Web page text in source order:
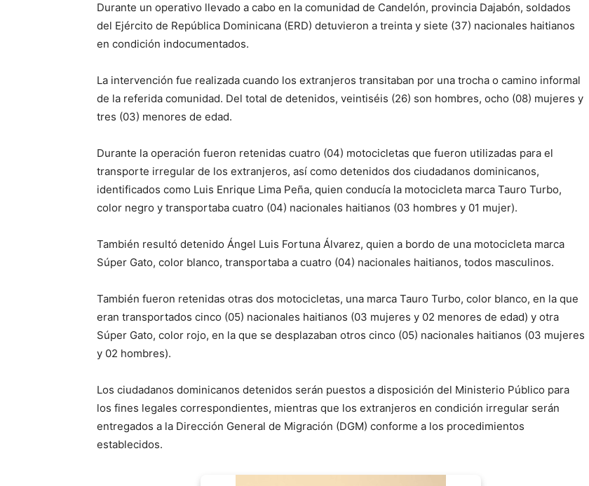
Durante un operativo llevado a cabo en la comunidad de Candelón, provincia Dajabón, soldados
del Ejército de República Dominicana (ERD) detuvieron a treinta y siete (37) nacionales haitianos
en condición indocumentados.
La intervención fue realizada cuando los extranjeros transitaban por una trocha o camino informal
de la referida comunidad. Del total de detenidos, veintiséis (26) son hombres, ocho (08) mujeres y
tres (03) menores de edad.
Durante la operación fueron retenidas cuatro (04) motocicletas que fueron utilizadas para el
transporte irregular de los extranjeros, así como detenidos dos ciudadanos dominicanos,
identificados como Luis Enrique Lima Peña, quien conducía la motocicleta marca Tauro Turbo,
color negro y transportaba cuatro (04) nacionales haitianos (03 hombres y 01 mujer).
También resultó detenido Ángel Luis Fortuna Álvarez, quien a bordo de una motocicleta marca
Súper Gato, color blanco, transportaba a cuatro (04) nacionales haitianos, todos masculinos.
También fueron retenidas otras dos motocicletas, una marca Tauro Turbo, color blanco, en la que
eran transportados cinco (05) nacionales haitianos (03 mujeres y 02 menores de edad) y otra
Súper Gato, color rojo, en la que se desplazaban otros cinco (05) nacionales haitianos (03 mujeres
y 02 hombres).
Los ciudadanos dominicanos detenidos serán puestos a disposición del Ministerio Público para
los fines legales correspondientes, mientras que los extranjeros en condición irregular serán
entregados a la Dirección General de Migración (DGM) conforme a los procedimientos
establecidos.